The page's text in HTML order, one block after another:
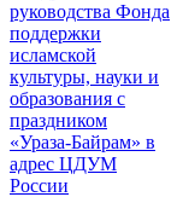
руководства Фонда
поддержки
исламской
культуры, науки и
образования с
праздником
«Ураза-Байрам» в
адрес ЦДУМ
России